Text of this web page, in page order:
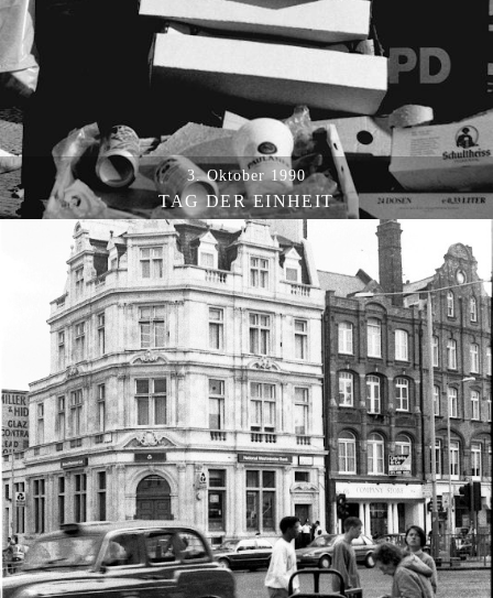
3. Oktober 1990
TAG DER EINHEIT